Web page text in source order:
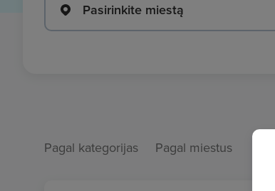
Pasirinkite miestą
Pagal kategorijas Pagal miestus